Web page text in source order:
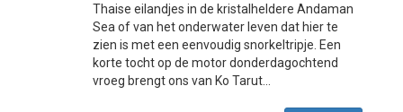
Thaise eilandjes in de kristalheldere Andaman
Sea of van het onderwater leven dat hier te
zien is met een eenvoudig snorkeltripje. Een
korte tocht op de motor donderdagochtend
vroeg brengt ons van Ko Tarut...